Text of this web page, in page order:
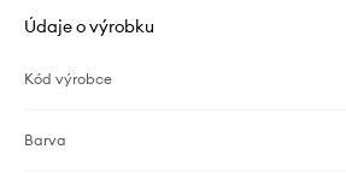
Údaje o výrobku
Kód výrobce
Barva